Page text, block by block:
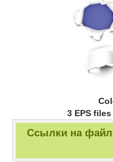
3 EPS
Ссылки на